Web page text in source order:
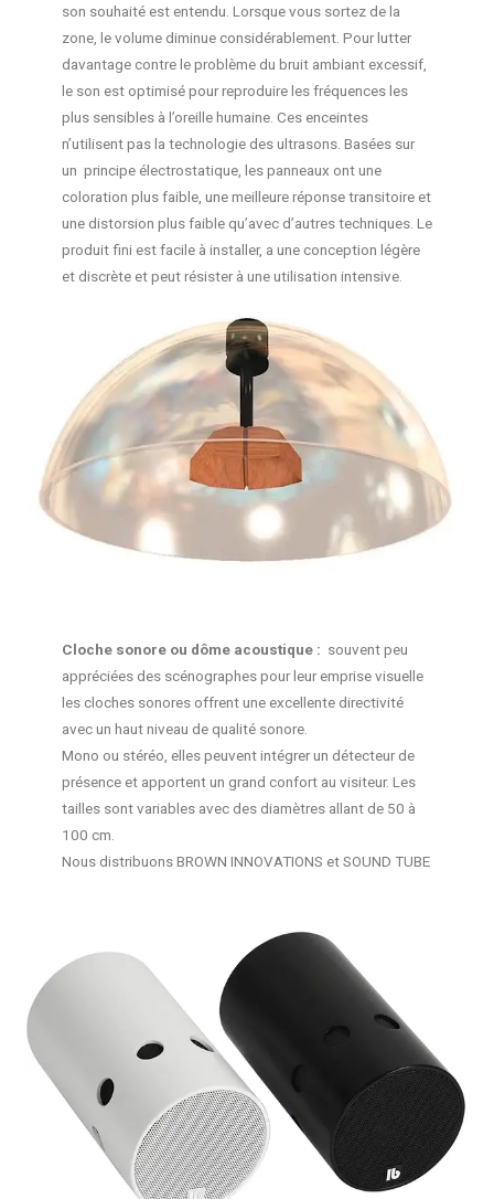
son souhaité est entendu. Lorsque vous sortez de la
zone, le volume diminue considérablement. Pour lutter
davantage contre le problème du bruit ambiant excessif,
le son est optimisé pour reproduire les fréquences les
plus sensibles à l’oreille humaine. Ces enceintes
n’utilisent pas la technologie des ultrasons. Basées sur
un principe électrostatique, les panneaux ont une
coloration plus faible, une meilleure réponse transitoire et
une distorsion plus faible qu’avec d’autres techniques. Le
produit fini est facile à installer, a une conception légère
et discrète et peut résister à une utilisation intensive.
Cloche sonore ou dôme acoustique : souvent peu
appréciées des scénographes pour leur emprise visuelle
les cloches sonores offrent une excellente directivité
avec un haut niveau de qualité sonore.
Mono ou stéréo, elles peuvent intégrer un détecteur de
présence et apportent un grand confort au visiteur. Les
tailles sont variables avec des diamètres allant de 50 à
100 cm.
Nous distribuons BROWN INNOVATIONS et SOUND TUBE